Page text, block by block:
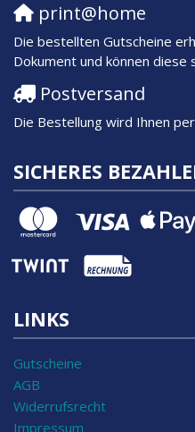
print@home
Die bestellten Gutscheine
Dokument und können
Postversand
Die Bestellung wird Ihnen
SICHERES
LINKS
Gutscheine
AGB
Widerrufsrecht
Impressum